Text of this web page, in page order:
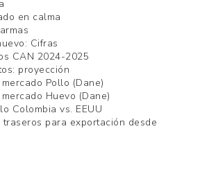
en calma
Cifras
CAN 2024-2025
proyección
Pollo (Dane)
Huevo (Dane)
Colombia vs. EEUU
traseros para exportación desde